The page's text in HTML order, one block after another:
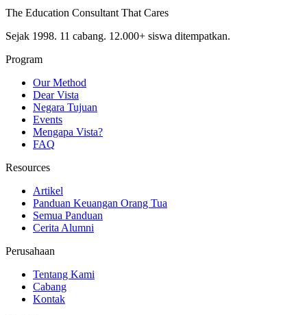
The Education Consultant That Cares
Sejak 1998. 11 cabang. 12.000+ siswa ditempatkan.
Program
Our Method
Dear Vista
Negara Tujuan
Events
Mengapa Vista?
FAQ
Resources
Artikel
Panduan Keuangan Orang Tua
Semua Panduan
Cerita Alumni
Perusahaan
Tentang Kami
Cabang
Kontak